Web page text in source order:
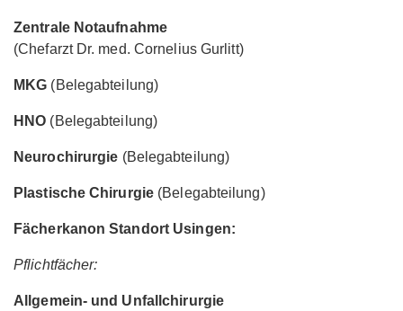
Zentrale Notaufnahme
(Chefarzt Dr. med. Cornelius Gurlitt)
MKG (Belegabteilung)
HNO (Belegabteilung)
Neurochirurgie (Belegabteilung)
Plastische Chirurgie (Belegabteilung)
Fächerkanon Standort Usingen:
Pflichtfächer:
Allgemein- und Unfallchirurgie